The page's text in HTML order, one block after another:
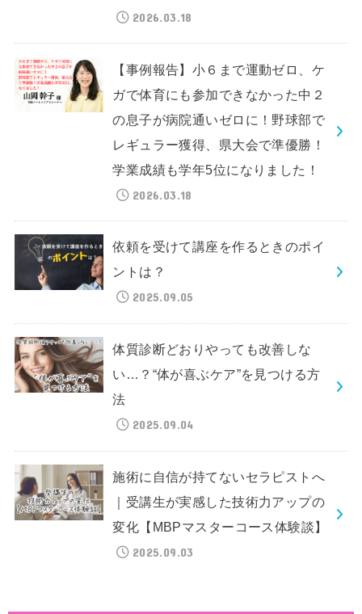
2026.03.18
【事例報告】小６まで運動ゼロ、ケ
ガで体育にも参加できなかった中２
の息子が病院通いゼロに！野球部で
レギュラー獲得、県大会で準優勝！
学業成績も学年5位になりました！
2026.03.18
依頼を受けて講座を作るときのポイ
ントは？
2025.09.05
体質診断どおりやっても改善しな
い…？“体が喜ぶケア”を見つける方
法
2025.09.04
施術に自信が持てないセラピストへ
｜受講生が実感した技術力アップの
変化【MBPマスターコース体験談】
2025.09.03